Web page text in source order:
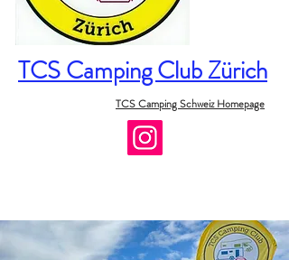
TCS Camping Schweiz Homepage
TCS Camping Club Zürich